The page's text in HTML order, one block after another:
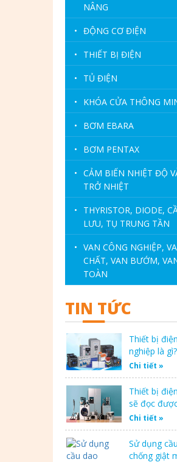
NÂNG
• ĐỘNG CƠ ĐIỆN
• THIẾT BỊ ĐIỆN
• TỦ ĐIỆN
• KHÓA CỬA THÔNG
• BƠM EBARA
• BƠM PENTAX
• CẢM BIẾN NHIỆT ĐỘ
TRỞ NHIỆT
•
THYRISTOR, DIODE,
LƯU, TỤ TRUNG TẦN
• VAN CÔNG NGHIỆP,
CHẤT, VAN BƯỚM,
TOÀN
TIN TỨC
Thiết bị
nghiệp là
Chi tiết »
Thiết bị
sẽ đọc
Chi tiết »
Sử dụng
chống giật